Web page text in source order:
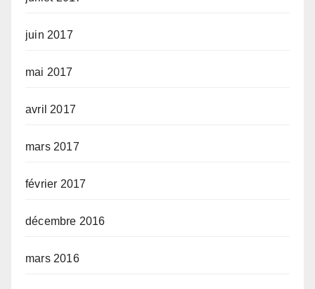
juin 2017
mai 2017
avril 2017
mars 2017
février 2017
décembre 2016
mars 2016